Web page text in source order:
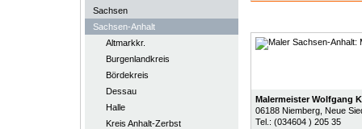
Sachsen
Sachsen-Anhalt
Altmarkkr.
Burgenlandkreis
Bördekreis
Dessau
Halle
Kreis Anhalt-Zerbst
Malermeister Wolfgang
06188 Niemberg, Neue
Tel.: (034604 ) 205 35